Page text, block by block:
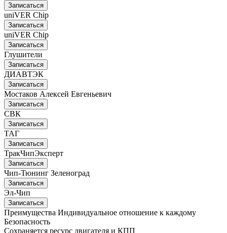
Записаться
uniVER Chip
Записаться
uniVER Chip
Записаться
Глушители
Записаться
ДИАВТЭК
Записаться
Мостаков Алексей Евгеньевич
Записаться
СВК
Записаться
ТАГ
Записаться
ТракЧипЭксперт
Записаться
Чип-Тюнинг Зеленоград
Записаться
Эл-Чип
Записаться
Преимущества Индивидуальное отношение к каждому
Безопасность
Сохраняется ресурс двигателя и КПП